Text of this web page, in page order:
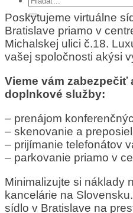
Poskytujeme virtuálne
Bratislave priamo v
Michalskej ulici č.18.
vašej spoločnosti akýsi
Vieme vám zabezpečiť
doplnkové služby:
– prenájom
– skenovanie a
– prijímanie telefonátov
– parkovanie priamo v
Minimalizujte si náklady
kancelárie na
sídlo v Bratislave na